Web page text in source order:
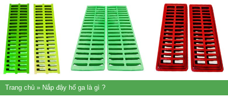
Trang chủ » Nắp đậy hố ga là gì ?